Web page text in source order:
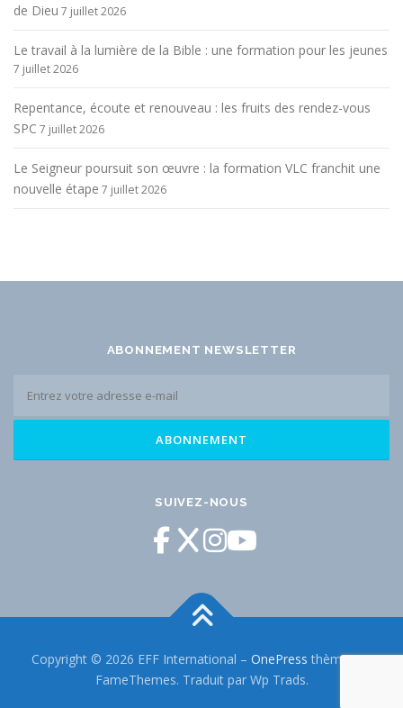
de Dieu 7 juillet 2026
Le travail à la lumière de la Bible : une formation pour les jeunes
7 juillet 2026
Repentance, écoute et renouveau : les fruits des rendez-vous
SPC 7 juillet 2026
Le Seigneur poursuit son œuvre : la formation VLC franchit une
nouvelle étape 7 juillet 2026
ABONNEMENT NEWSLETTER
SUIVEZ-NOUS
Copyright © 2026 EFF International – OnePress thème par
FameThemes. Traduit par Wp Trads.